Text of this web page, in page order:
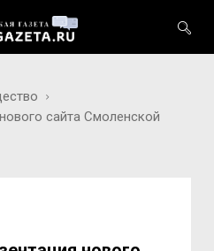
сайта Смоленской